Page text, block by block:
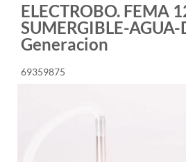
ELECTROBO. FEMA
SUMERGIBLE-
Generacion
69359875